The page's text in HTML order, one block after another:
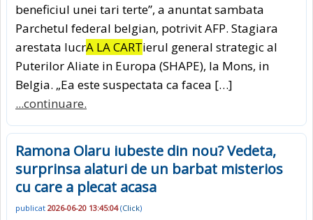
beneficiul unei tari terte”, a anuntat sambata
Parchetul federal belgian, potrivit AFP. Stagiara
arestata lucrA LA CARTierul general strategic al
Puterilor Aliate in Europa (SHAPE), la Mons, in
Belgia. „Ea este suspectata ca facea […]
...continuare.
Ramona Olaru iubeste din nou? Vedeta,
surprinsa alaturi de un barbat misterios
cu care a plecat acasa
publicat 2026-06-20 13:45:04(Click)